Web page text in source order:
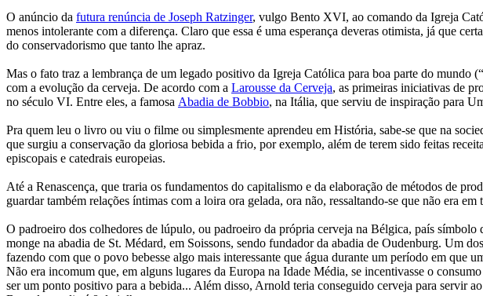
O anúncio da futura renúncia de Joseph Ratzinger, vulgo Bento XVI, ao comando da Igreja
menos intolerante com a diferença. Claro que essa é uma esperança deveras otimista, já que
do conservadorismo que tanto lhe apraz.
Mas o fato traz a lembrança de um legado positivo da Igreja Católica para boa parte do mundo
com a evolução da cerveja. De acordo com a Larousse da Cerveja, as primeiras iniciativas de
no século VI. Entre eles, a famosa Abadia de Bobbio, na Itália, que serviu de inspiração para
Pra quem leu o livro ou viu o filme ou simplesmente aprendeu em História, sabe-se que na
que surgiu a conservação da gloriosa bebida a frio, por exemplo, além de terem sido feitas
episcopais e catedrais europeias.
Até a Renascença, que traria os fundamentos do capitalismo e da elaboração de métodos de
guardar também relações íntimas com a loira ora gelada, ora não, ressaltando-se que não era
O padroeiro dos colhedores de lúpulo, ou padroeiro da própria cerveja na Bélgica, país símbolo
monge na abadia de St. Médard, em Soissons, sendo fundador da abadia de Oudenburg. Um
fazendo com que o povo bebesse algo mais interessante que água durante um período em
Não era incomum que, em alguns lugares da Europa na Idade Média, se incentivasse o
ser um ponto positivo para a bebida... Além disso, Arnold teria conseguido cerveja para servir